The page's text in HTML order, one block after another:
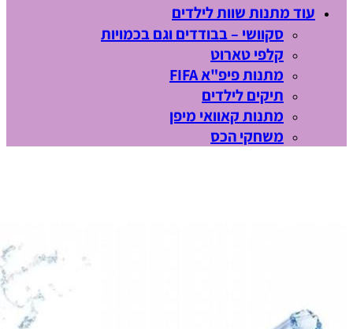
עוד מתנות שוות לילדים
סקוושי – בבודדים וגם בכמויות
קלפי טארוט
מתנות פיפ"א FIFA
תיקים לילדים
מתנות קאוואי מיפן
משחקי הכס